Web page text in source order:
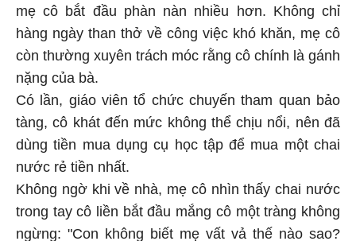
mẹ cô bắt đầu phàn nàn nhiều hơn. Không chỉ
hàng ngày than thở về công việc khó khăn, mẹ cô
còn thường xuyên trách móc rằng cô chính là gánh
nặng của bà.
Có lần, giáo viên tổ chức chuyến tham quan bảo
tàng, cô khát đến mức không thể chịu nổi, nên đã
dùng tiền mua dụng cụ học tập để mua một chai
nước rẻ tiền nhất.
Không ngờ khi về nhà, mẹ cô nhìn thấy chai nước
trong tay cô liền bắt đầu mắng cô một tràng không
ngừng: "Con không biết mẹ vất vả thế nào sao?